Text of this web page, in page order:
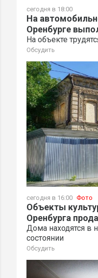
сегодня в 18:00
На
Оренбурге
На объекте
Обсудить
сегодня в 16:00 Фото
Объекты
Оренбурга
Дома находятся в
состоянии
Обсудить